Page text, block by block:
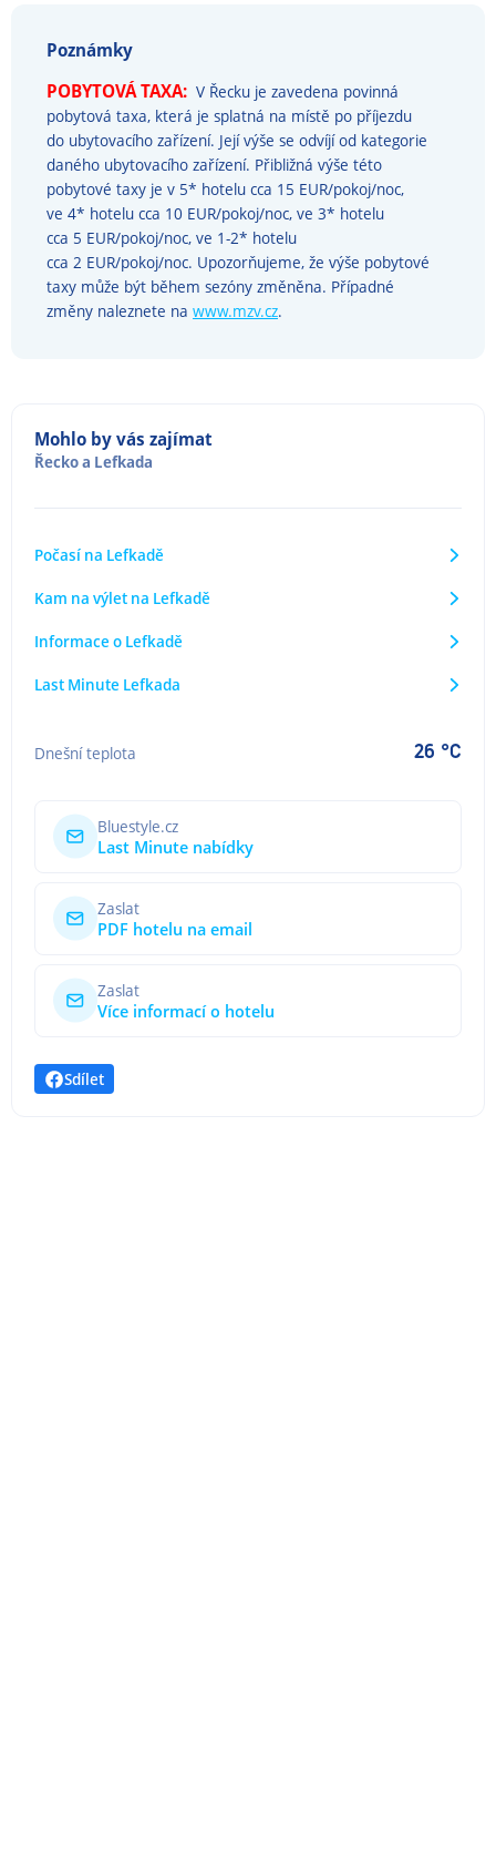
Poznámky
POBYTOVÁ TAXA: V Řecku je zavedena povinná
pobytová taxa, která je splatná na místě po příjezdu
do ubytovacího zařízení. Její výše se odvíjí od kategorie
daného ubytovacího zařízení. Přibližná výše této
pobytové taxy je v 5* hotelu cca 15 EUR/pokoj/noc,
ve 4* hotelu cca 10 EUR/pokoj/noc, ve 3* hotelu
cca 5 EUR/pokoj/noc, ve 1-2* hotelu
cca 2 EUR/pokoj/noc. Upozorňujeme, že výše pobytové
taxy může být během sezóny změněna. Případné
změny naleznete na www.mzv.cz.
Mohlo by vás zajímat
Řeckoa Lefkada
Počasí na Lefkadě
Kam na výlet na Lefkadě
Informace o Lefkadě
Last Minute Lefkada
Dnešní teplota 26 °C
Bluestyle.cz
Last Minute nabídky
Zaslat
PDF hotelu na email
Zaslat
Více informací o hotelu
Sdílet